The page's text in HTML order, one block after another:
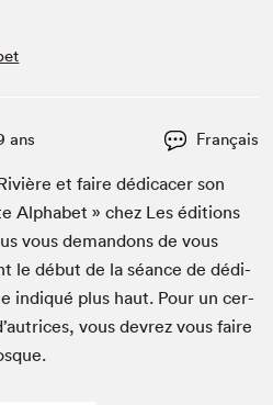
ans Français
et faire dédi­cac­er son
Alpha­bet » chez Les édi­tions
vous deman­dons de vous
le début de la séance de dédi­
indiqué plus haut. Pour un cer­
vous devrez vous faire